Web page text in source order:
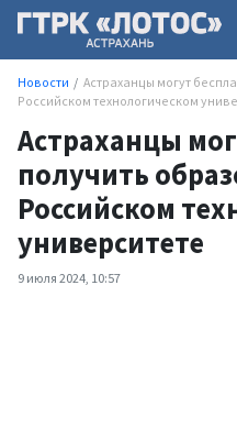
Новости
Астраханцы могут
Российском технологическом
Астраханцы
получить
Российском
университете
9 июля 2024, 10:57